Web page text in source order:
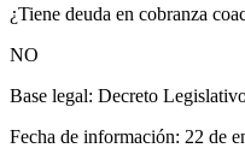
¿Tiene deuda en cobranza
NO
Base legal: Decreto
Fecha de información: 22 de